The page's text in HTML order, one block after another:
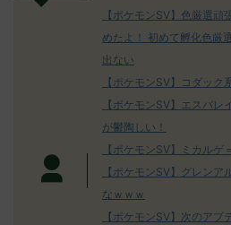
【ポケモンSV】色厳選頑
めたよ！ 初めて孵化色厳
出ない
【ポケモンSV】コダック
【ポケモンSV】エスバ
が鬱陶しい！
【ポケモンSV】ミカル
【ポケモンSV】グレン
なｗｗｗ
【ポケモンSV】次のア